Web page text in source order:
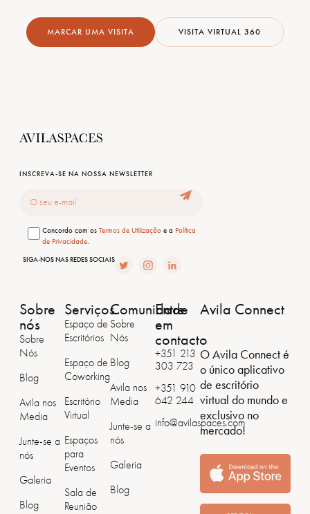
MARCAR UMA VISITA VISITA VIRTUAL 360
INSCREVA-SE NA NOSSA NEWSLETTER
Consentimento
Concordo com os Termos de Utilização e a Política
de Privacidade.
SIGA-NOS NAS REDES SOCIAIS
Sobre
nós
Sobre
Nós
Blog
Avila nos
Media
Junte-se a
nós
Galeria
Blog
Serviços
Espaço de
Escritórios
Espaço de
Coworking
Escritório
Virtual
Espaços
para
Eventos
Sala de
Reunião
Comunidade
Sobre
Nós
Blog
Avila nos
Media
Junte-se a
nós
Galeria
Blog
Entre
em
contacto
+351 213
303 723
+351 ‭910
642 244
info@avilaspaces.com
Avila Connect
O Avila Connect é
o único aplicativo
de escritório
virtual do mundo e
exclusivo no
mercado!